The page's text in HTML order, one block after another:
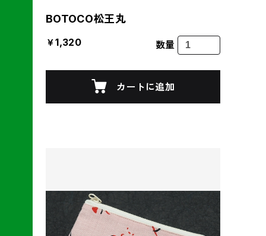
BOTOCO松王丸
￥1,320 数量
カートに追加